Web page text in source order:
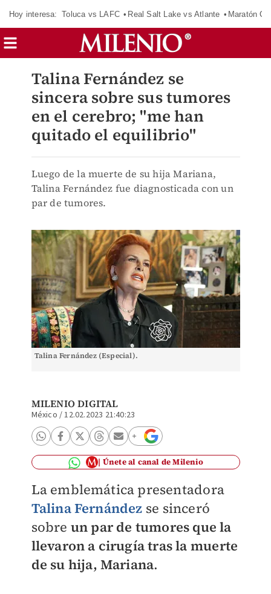
Hoy interesa: Toluca vs LAFC Real Salt Lake vs Atlante Maratón
Talina Fernández se
sincera sobre sus tumores
en el cerebro; "me han
quitado el equilibrio"
Luego de la muerte de su hija Mariana,
Talina Fernández fue diagnosticada con un
par de tumores.
Talina Fernández (Especial).
MILENIO DIGITAL
México /12.02.2023 21:40:23
Únete al canal de Milenio
La emblemática presentadora
Talina Fernández se sinceró
sobre un par de tumores que la
llevaron a cirugía tras la muerte
de su hija, Mariana.